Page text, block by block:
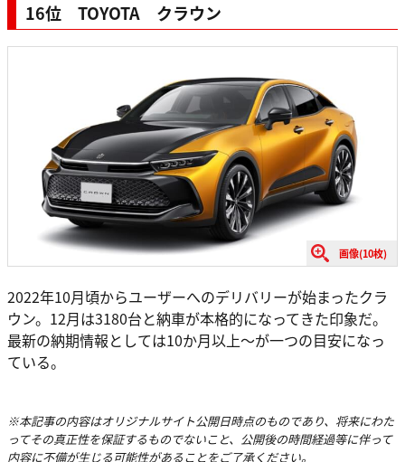
16位 TOYOTA クラウン
画像(10枚)
2022年10月頃からユーザーへのデリバリーが始まったクラ
ウン。12月は3180台と納車が本格的になってきた印象だ。
最新の納期情報としては10か月以上〜が一つの目安になっ
ている。
※本記事の内容はオリジナルサイト公開日時点のものであり、将来にわた
ってその真正性を保証するものでないこと、公開後の時間経過等に伴って
内容に不備が生じる可能性があることをご了承ください。